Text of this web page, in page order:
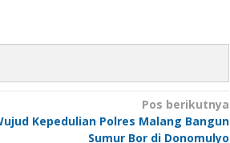
Pos berikutnya
Kepedulian Polres Malang Bangun
Sumur Bor di Donomulyo